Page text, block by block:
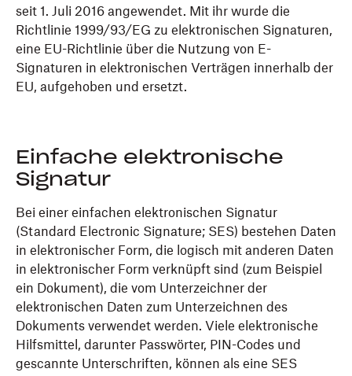
seit 1. Juli 2016 angewendet. Mit ihr wurde die
Richtlinie 1999/93/EG zu elektronischen Signaturen,
eine EU-Richtlinie über die Nutzung von E-
Signaturen in elektronischen Verträgen innerhalb der
EU, aufgehoben und ersetzt.
Einfache elektronische
Signatur
Bei einer einfachen elektronischen Signatur
(Standard Electronic Signature; SES) bestehen Daten
in elektronischer Form, die logisch mit anderen Daten
in elektronischer Form verknüpft sind (zum Beispiel
ein Dokument), die vom Unterzeichner der
elektronischen Daten zum Unterzeichnen des
Dokuments verwendet werden. Viele elektronische
Hilfsmittel, darunter Passwörter, PIN-Codes und
gescannte Unterschriften, können als eine SES